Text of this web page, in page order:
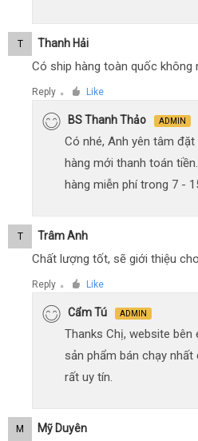
T Thanh Hải
Có ship hàng toàn quốc không
Reply ● Like
BS Thanh Thảo ADMIN
Có nhé, Anh yên tâm
hàng mới thanh toán
hàng miễn phí trong 7 -
T Trâm Anh
Chất lượng tốt, sẽ giới thiệu
Reply ● Like
Cẩm Tú ADMIN
Thanks Chị, website
sản phẩm bán chạy
rất uy tín.
M Mỹ Duyên